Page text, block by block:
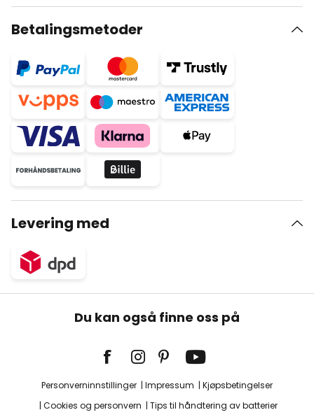
Betalingsmetoder
Levering med
Du kan også finne oss på
Personverninnstillinger Impressum
Kjøpsbetingelser
Cookies og personvern
Tips til håndtering av batterier